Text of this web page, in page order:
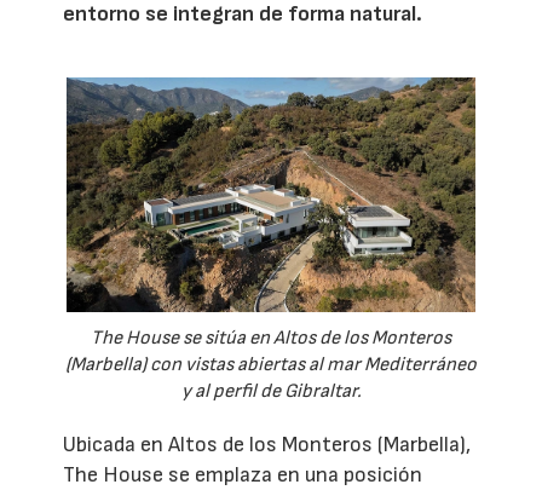
entorno se integran de forma natural.
The House se sitúa en Altos de los Monteros
(Marbella) con vistas abiertas al mar Mediterráneo
y al perfil de Gibraltar.
Ubicada en Altos de los Monteros (Marbella),
The House se emplaza en una posición